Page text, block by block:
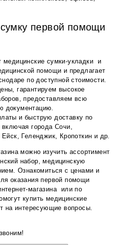
первой помощи
медицинские сумки-укладки и
помощи и предлагает
по доступной стоимости.
гарантируем высокое
предоставляем всю
документацию.
и быструю доставку по
города Сочи,
Геленджик, Кропоткин и др.
можно изучить ассортимент
набор, медицинскую
Ознакомиться с ценами и
оказания первой помощи
магазина или по
купить медицинские
на интересующие вопросы.